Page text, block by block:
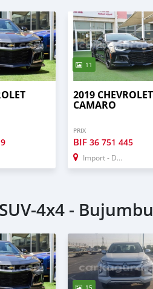
11
2019 CHEVROLET
CAMARO
PRIX
BIF36 751 445
Import - Dubai
-
15